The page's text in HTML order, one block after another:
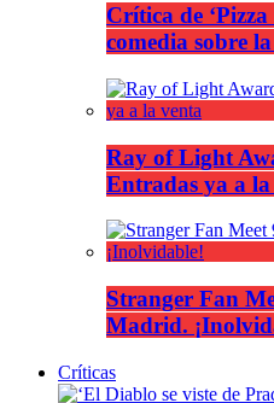
Crítica de
comedia sobre
Ray of Light
Entradas ya a la
Stranger Fan
Madrid.
Críticas